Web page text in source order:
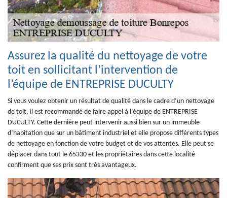
Assurez la qualité du nettoyage de votre
toit en sollicitant l’intervention de
l’équipe de ENTREPRISE DUCULTY
Si vous voulez obtenir un résultat de qualité dans le cadre d’un nettoyage
de toit, il est recommandé de faire appel à l’équipe de ENTREPRISE
DUCULTY. Cette dernière peut intervenir aussi bien sur un immeuble
d’habitation que sur un bâtiment industriel et elle propose différents types
de nettoyage en fonction de votre budget et de vos attentes. Elle peut se
déplacer dans tout le 65330 et les propriétaires dans cette localité
confirment que ses prix sont très avantageux.